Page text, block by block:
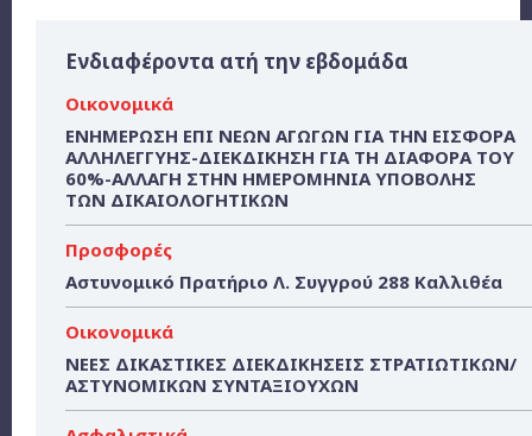
Ενδιαφέροντα ατή την εβδομάδα
Οικονομικά
ΕΝΗΜΕΡΩΣΗ ΕΠΙ ΝΕΩΝ ΑΓΩΓΩΝ ΓΙΑ ΤΗΝ ΕΙΣΦΟΡΑ
ΑΛΛΗΛΕΓΓΥΗΣ-ΔΙΕΚΔΙΚΗΣΗ ΓΙΑ ΤΗ ΔΙΑΦΟΡΑ ΤΟΥ
60%-ΑΛΛΑΓΗ ΣΤΗΝ ΗΜΕΡΟΜΗΝΙΑ ΥΠΟΒΟΛΗΣ
ΤΩΝ ΔΙΚΑΙΟΛΟΓΗΤΙΚΩΝ
Προσφορές
Αστυνομικό Πρατήριο Λ. Συγγρού 288 Καλλιθέα
Οικονομικά
ΝΕΕΣ ΔΙΚΑΣΤΙΚΕΣ ΔΙΕΚΔΙΚΗΣΕΙΣ ΣΤΡΑΤΙΩΤΙΚΩΝ/
ΑΣΤΥΝΟΜΙΚΩΝ ΣΥΝΤΑΞΙΟΥΧΩΝ